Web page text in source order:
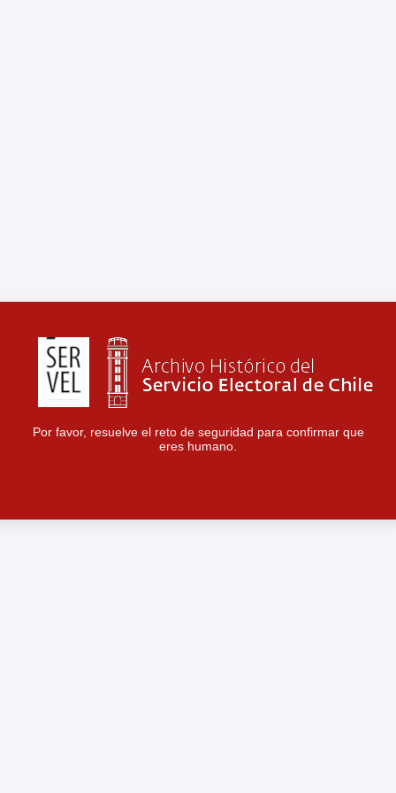
Por favor, resuelve el reto de seguridad para confirmar que
eres humano.